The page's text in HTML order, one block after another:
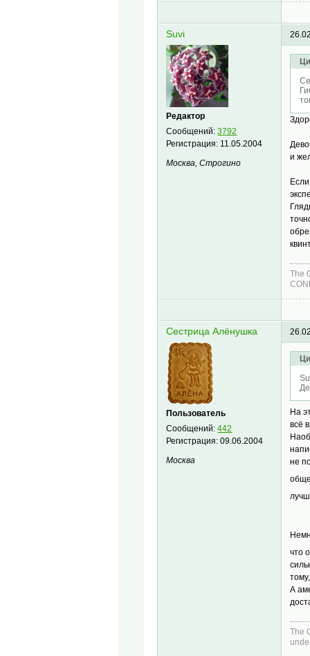
Suvi
Редактор
Сообщений:3792
Регистрация: 11.05.2004
Москва, Строгино
и
The
Сестрица Алёнушка
Пользователь
Сообщений:442
Регистрация:09.06.2004
Москва
На
всё
не
что
А
The